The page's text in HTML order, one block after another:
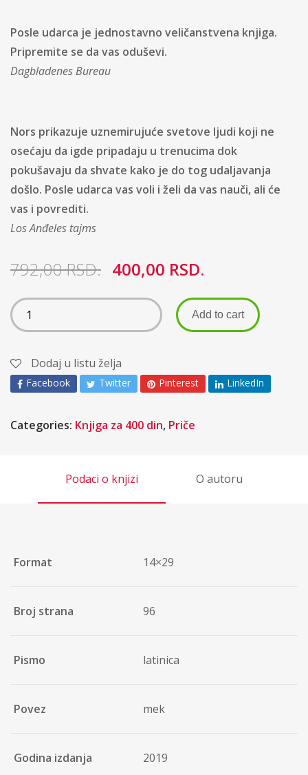
Posle udarca je jednostavno veličanstvena knjiga.
Pripremite se da vas oduševi.
Dagbladenes Bureau
Nors prikazuje uznemirujuće svetove ljudi koji ne
osećaju da igde pripadaju u trenucima dok
pokušavaju da shvate kako je do tog udaljavanja
došlo. Posle udarca vas voli i želi da vas nauči, ali će
vas i povrediti.
Los Anđeles tajms
792,00RSD. 400,00 RSD.
Add to cart
Dodaj u listu želja
Facebook Twitter Pinterest LinkedIn
Categories: Knjiga za 400 din, Priče
Podaci o knjizi O autoru
Format 14×29
Broj strana 96
Pismo latinica
Povez mek
Godina izdanja 2019